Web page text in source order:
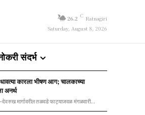
26.2 C Ratnagiri
Saturday, August 8, 2026
संदर्भ
कारला भीषण आग; चालकाच्या
अनर्थ
मार्गावरील तळवडे फाट्याजवळ मंगळवारी...